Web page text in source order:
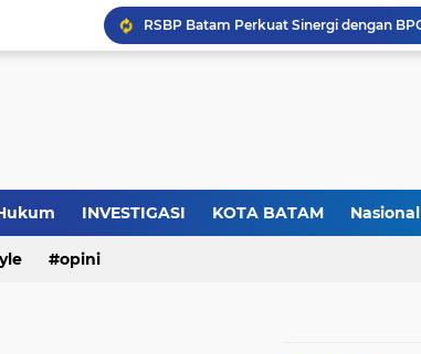
INVESTIGASI KOTA BATAM Nasional
opini